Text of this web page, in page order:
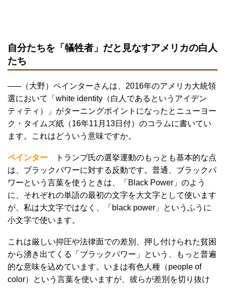
自分たちを「犠牲者」だと見なすアメリカの白人
たち
―─（大野）ペインターさんは、2016年のアメリカ大統領
選において「white identity（白人であるというアイデン
ティティ）」がターニングポイントになったとニューヨー
ク・タイムズ紙（16年11月13日付）のコラムに書いてい
ます。これはどういう意味ですか。
ペインター トランプ氏の選挙運動のもっとも基本的な点
は、ブラックパワーに対する反動です。普通、ブラックパ
ワーという言葉を使うときは、「Black Power」のよう
に、それぞれの単語の最初の文字を大文字として使います
が、私は大文字ではなく、「black power」というふうに
小文字で使います。
これは厳しい抑圧や法律面での差別、押し付けられた貧困
から湧き出てくる「ブラックパワー」という、もっと普遍
的な意味を込めています。いまは有色人種（people of
color）という言葉を使いますが、彼らが差別を切り抜け